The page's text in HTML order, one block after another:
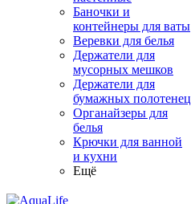
Баночки и
контейнеры для ваты
Веревки для белья
Держатели для
мусорных мешков
Держатели для
бумажных полотенец
Органайзеры для
белья
Крючки для ванной
и кухни
Ещё